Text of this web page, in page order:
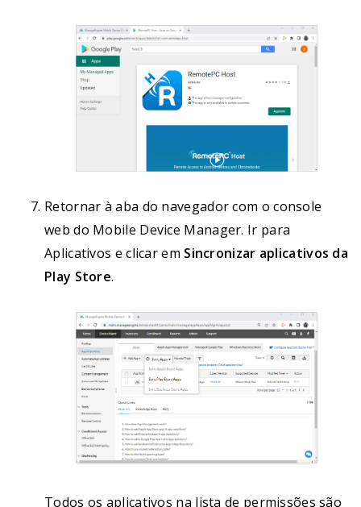
Retornar à aba do navegador com o console
web do Mobile Device Manager. Ir para
Aplicativos e clicar em Sincronizar aplicativos da
Play Store.
Todos os aplicativos na lista de permissões são